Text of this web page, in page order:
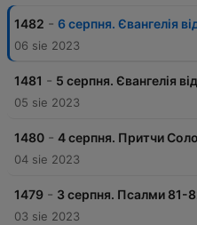
1482 - 6 серпня. Євангелія
06 sie 2023
1481 - 5 серпня. Євангелія
05 sie 2023
1480 - 4 серпня. Притчи
04 sie 2023
1479 - 3 серпня. Псалми 81-
03 sie 2023